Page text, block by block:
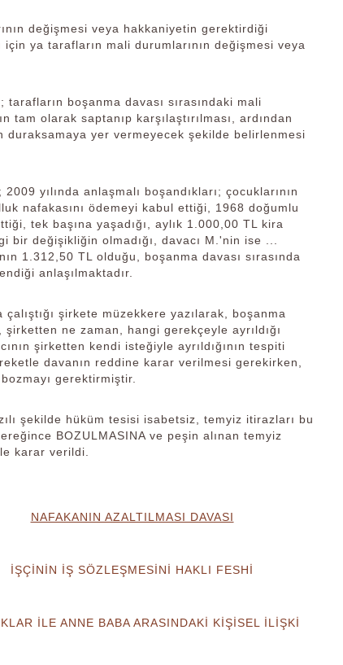
değişmesi veya hakkaniyetin gerektirdiği
ya tarafların mali durumlarının değişmesi veya
boşanma davası sırasındaki mali
tam olarak saptanıp karşılaştırılması, ardından
duraksamaya yer vermeyecek şekilde belirlenmesi
yılında anlaşmalı boşandıkları; çocuklarının
nafakasını ödemeyi kabul ettiği, 1968 doğumlu
tek başına yaşadığı, aylık 1.000,00 TL kira
değişikliğin olmadığı, davacı M.'nin ise ...
1.312,50 TL olduğu, boşanma davası sırasında
anlaşılmaktadır.
şirkete müzekkere yazılarak, boşanma
şirketten ne zaman, hangi gerekçeyle ayrıldığı
şirketten kendi isteğiyle ayrıldığının tespiti
davanın reddine karar verilmesi gerekirken,
gerektirmiştir.
şekilde hüküm tesisi isabetsiz, temyiz itirazları bu
BOZULMASINA ve peşin alınan temyiz
karar verildi.
NAFAKANIN AZALTILMASI DAVASI
İŞÇİNİN İŞ SÖZLEŞMESİNİ HAKLI FESHİ
İLE ANNE BABA ARASINDAKİ KİŞİSEL İLİŞKİ